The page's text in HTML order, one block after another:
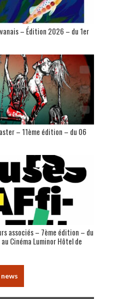
– Édition 2026 – du 1er
– 11ème édition – du 06
associés – 7ème édition – du
Cinéma Luminor Hôtel de